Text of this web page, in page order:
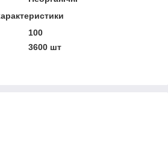
100
3600 шт